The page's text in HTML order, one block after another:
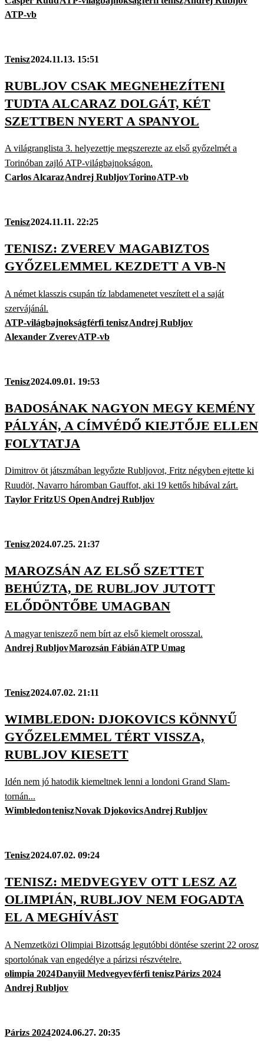
ATP-vb
Tenisz2024.11.13. 15:51
RUBLJOV CSAK MEGNEHEZÍTENI
TUDTA ALCARAZ DOLGÁT, KÉT
SZETTBEN NYERT A SPANYOL
A világranglista 3. helyezettje megszerezte az első győzelmét a
Torinóban zajló ATP-világbajnokságon.
Carlos AlcarazAndrej RubljovTorinoATP-vb
Tenisz2024.11.11. 22:25
TENISZ: ZVEREV MAGABIZTOS
GYŐZELEMMEL KEZDETT A VB-N
A német klasszis csupán tíz labdamenetet veszített el a saját
szervájánál.
ATP-világbajnokságférfi teniszAndrej Rubljov
Alexander ZverevATP-vb
Tenisz2024.09.01. 19:53
BADOSÁNAK NAGYON MEGY KEMÉNY
PÁLYÁN, A CÍMVÉDŐ KIEJTŐJE ELLEN
FOLYTATJA
Dimitrov öt játszmában legyőzte Rubljovot, Fritz négyben ejtette ki
Ruudöt, Navarro háromban Gauffot, aki 19 kettős hibával zárt.
Taylor FritzUS OpenAndrej Rubljov
Tenisz2024.07.25. 21:37
MAROZSÁN AZ ELSŐ SZETTET
BEHÚZTA, DE RUBLJOV JUTOTT
ELŐDÖNTŐBE UMAGBAN
A magyar teniszező nem bírt az első kiemelt orosszal.
Andrej RubljovMarozsán FábiánATP Umag
Tenisz2024.07.02. 21:11
WIMBLEDON: DJOKOVICS KÖNNYŰ
GYŐZELEMMEL TÉRT VISSZA,
RUBLJOV KIESETT
Idén nem jó hatodik kiemeltnek lenni a londoni Grand Slam-
tornán...
WimbledonteniszNovak DjokovicsAndrej Rubljov
Tenisz2024.07.02. 09:24
TENISZ: MEDVEGYEV OTT LESZ AZ
OLIMPIÁN, RUBLJOV NEM FOGADTA
EL A MEGHÍVÁST
A Nemzetközi Olimpiai Bizottság legutóbbi döntése szerint 22 orosz
sportolónak van engedélye a párizsi részvételre.
olimpia 2024Danyiil Medvegyevférfi teniszPárizs 2024
Andrej Rubljov
Párizs 20242024.06.27. 20:35